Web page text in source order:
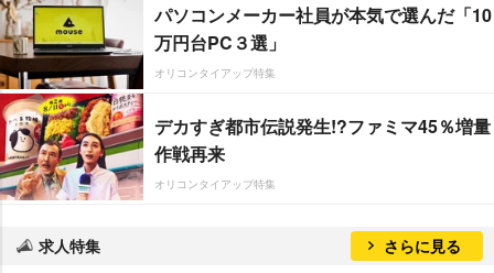
パソコンメーカー社員が本気で選んだ「10
万円台PC３選」
オリコンタイアップ特集
デカすぎ都市伝説発生!?ファミマ45％増量
作戦再来
オリコンタイアップ特集
求人特集 さらに見る